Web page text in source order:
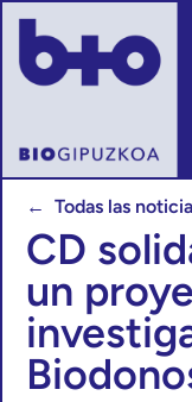
← Todas las
CD
un